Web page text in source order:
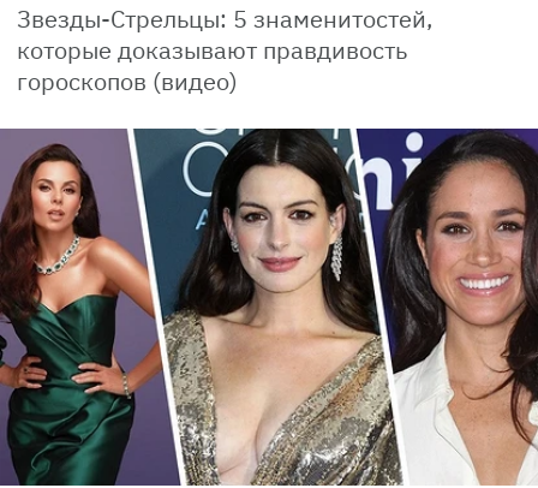
Звезды-Стрельцы: 5 знаменитостей,
которые доказывают правдивость
гороскопов (видео)